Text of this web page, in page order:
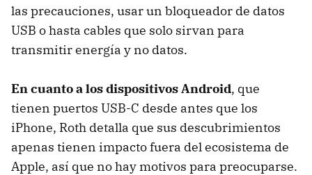
las precauciones, usar un bloqueador de datos
USB o hasta cables que solo sirvan para
transmitir energía y no datos.
En cuanto a los dispositivos Android, que
tienen puertos USB-C desde antes que los
iPhone, Roth detalla que sus descubrimientos
apenas tienen impacto fuera del ecosistema de
Apple, así que no hay motivos para preocuparse.